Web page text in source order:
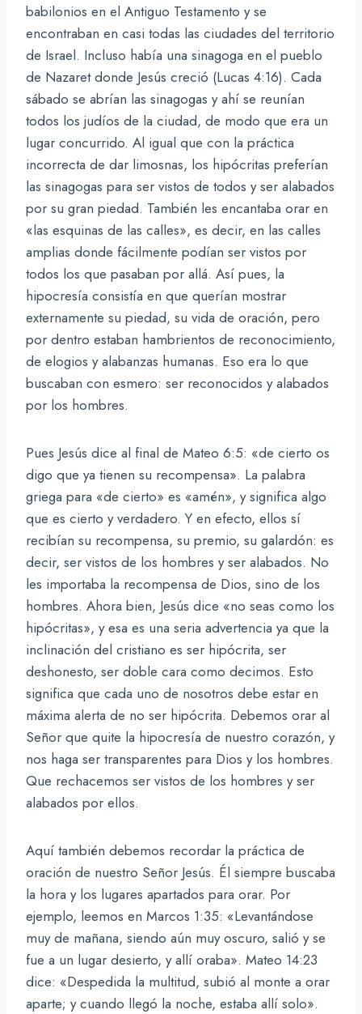
babilonios en el Antiguo Testamento y se
encontraban en casi todas las ciudades del territorio
de Israel. Incluso había una sinagoga en el pueblo
de Nazaret donde Jesús creció (Lucas 4:16). Cada
sábado se abrían las sinagogas y ahí se reunían
todos los judíos de la ciudad, de modo que era un
lugar concurrido. Al igual que con la práctica
incorrecta de dar limosnas, los hipócritas preferían
las sinagogas para ser vistos de todos y ser alabados
por su gran piedad. También les encantaba orar en
«las esquinas de las calles», es decir, en las calles
amplias donde fácilmente podían ser vistos por
todos los que pasaban por allá. Así pues, la
hipocresía consistía en que querían mostrar
externamente su piedad, su vida de oración, pero
por dentro estaban hambrientos de reconocimiento,
de elogios y alabanzas humanas. Eso era lo que
buscaban con esmero: ser reconocidos y alabados
por los hombres.
Pues Jesús dice al final de Mateo 6:5: «de cierto os
digo que ya tienen su recompensa». La palabra
griega para «de cierto» es «amén», y significa algo
que es cierto y verdadero. Y en efecto, ellos sí
recibían su recompensa, su premio, su galardón: es
decir, ser vistos de los hombres y ser alabados. No
les importaba la recompensa de Dios, sino de los
hombres. Ahora bien, Jesús dice «no seas como los
hipócritas», y esa es una seria advertencia ya que la
inclinación del cristiano es ser hipócrita, ser
deshonesto, ser doble cara como decimos. Esto
significa que cada uno de nosotros debe estar en
máxima alerta de no ser hipócrita. Debemos orar al
Señor que quite la hipocresía de nuestro corazón, y
nos haga ser transparentes para Dios y los hombres.
Que rechacemos ser vistos de los hombres y ser
alabados por ellos.
Aquí también debemos recordar la práctica de
oración de nuestro Señor Jesús. Él siempre buscaba
la hora y los lugares apartados para orar. Por
ejemplo, leemos en Marcos 1:35: «Levantándose
muy de mañana, siendo aún muy oscuro, salió y se
fue a un lugar desierto, y allí oraba». Mateo 14:23
dice: «Despedida la multitud, subió al monte a orar
aparte; y cuando llegó la noche, estaba allí solo».